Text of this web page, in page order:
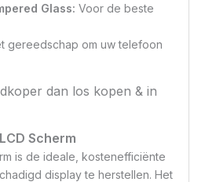
Glass:Voor de beste
gereedschap om uw telefoon
dan los kopen & in
Scherm
is de ideale, kostenefficiënte
display te herstellen. Het